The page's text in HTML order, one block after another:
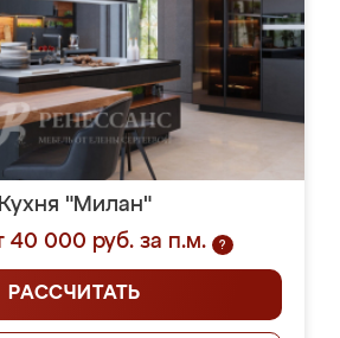
Кухня "Милан"
40 000 руб. за п.м.
?
РАССЧИТАТЬ